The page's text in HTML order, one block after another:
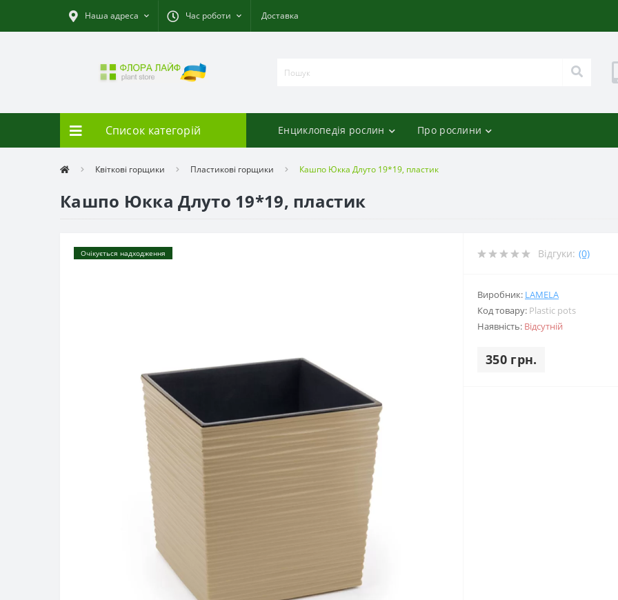
Наша адреса Час роботи Доставка
Список категорій Енциклопедія рослин Про рослини
Квіткові горщики Пластикові горщики Кашпо Юкка Длуто 19*19, пластик
Кашпо Юкка Длуто 19*19, пластик
Очікується надходження Відгуки: (0)
Виробник: LAMELA
Код товару: Plastic pots
Наявність: Відсутній
350 грн.